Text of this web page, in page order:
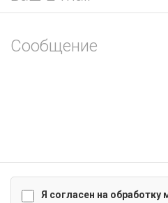
Я согласен на обработку